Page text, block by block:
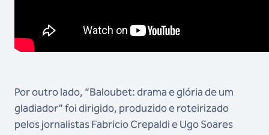
Por outro lado, “Baloubet: drama e glória de um
gladiador” foi dirigido, produzido e roteirizado
pelos jornalistas Fabricio Crepaldi e Ugo Soares